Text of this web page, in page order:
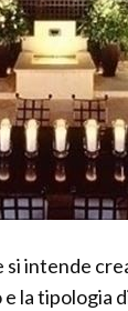
intende
la tipologia